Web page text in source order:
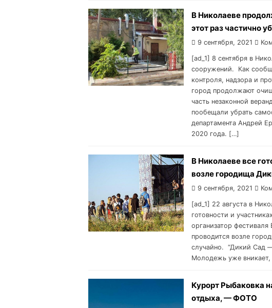
В Николаеве
этот раз частично
9 сентября, 2021
[ad_1] 8 сентября в
сооружений. Как
контроля, надзора и
город продолжают
часть незаконной
пообещали убрать
департамента Андрей
2020 года. […]
В Николаеве все
возле городища
9 сентября, 2021
[ad_1] 22 августа в
готовности и
организатор
проводится возле
случайно. “Дикий Сад
Молодежь уже
Курорт Рыбаковка
отдыха, — ФОТО